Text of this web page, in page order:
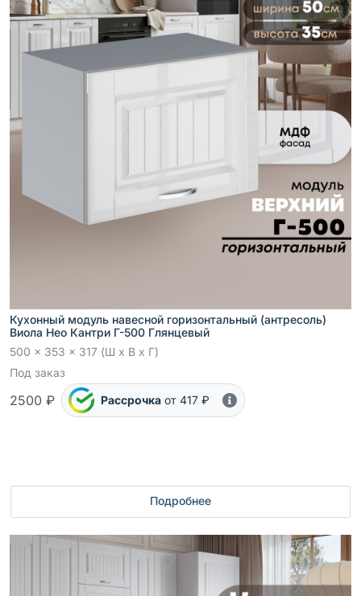
Кухонный модуль навесной горизонтальный (антресоль)
Виола Нео Кантри Г-500 Глянцевый
500 x 353 x 317 (Ш x В x Г)
Под заказ
2500 ₽ Рассрочка от 417 ₽
Подробнее